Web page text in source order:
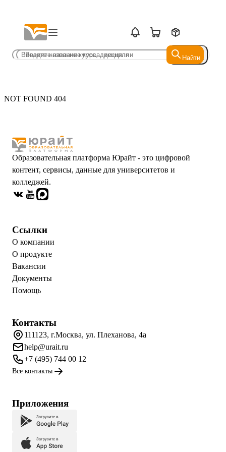
Найти
Найти
NOT FOUND 404
Образовательная платформа Юрайт - это цифровой
контент, сервисы, данные для университетов и
колледжей.
Ссылки
О компании
О продукте
Вакансии
Документы
Помощь
Контакты
111123, г.Москва, ул. Плеханова, 4а
help@urait.ru
+7 (495) 744 00 12
Все контакты
Приложения